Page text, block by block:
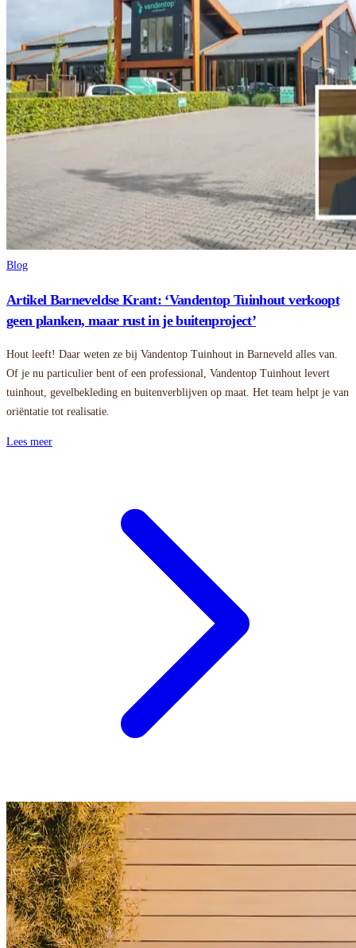
Blog
Artikel Barneveldse Krant: ‘Vandentop Tuinhout verkoopt
geen planken, maar rust in je buitenproject’
Hout leeft! Daar weten ze bij Vandentop Tuinhout in Barneveld alles van.
Of je nu particulier bent of een professional, Vandentop Tuinhout levert
tuinhout, gevelbekleding en buitenverblijven op maat. Het team helpt je van
oriëntatie tot realisatie.
Lees meer